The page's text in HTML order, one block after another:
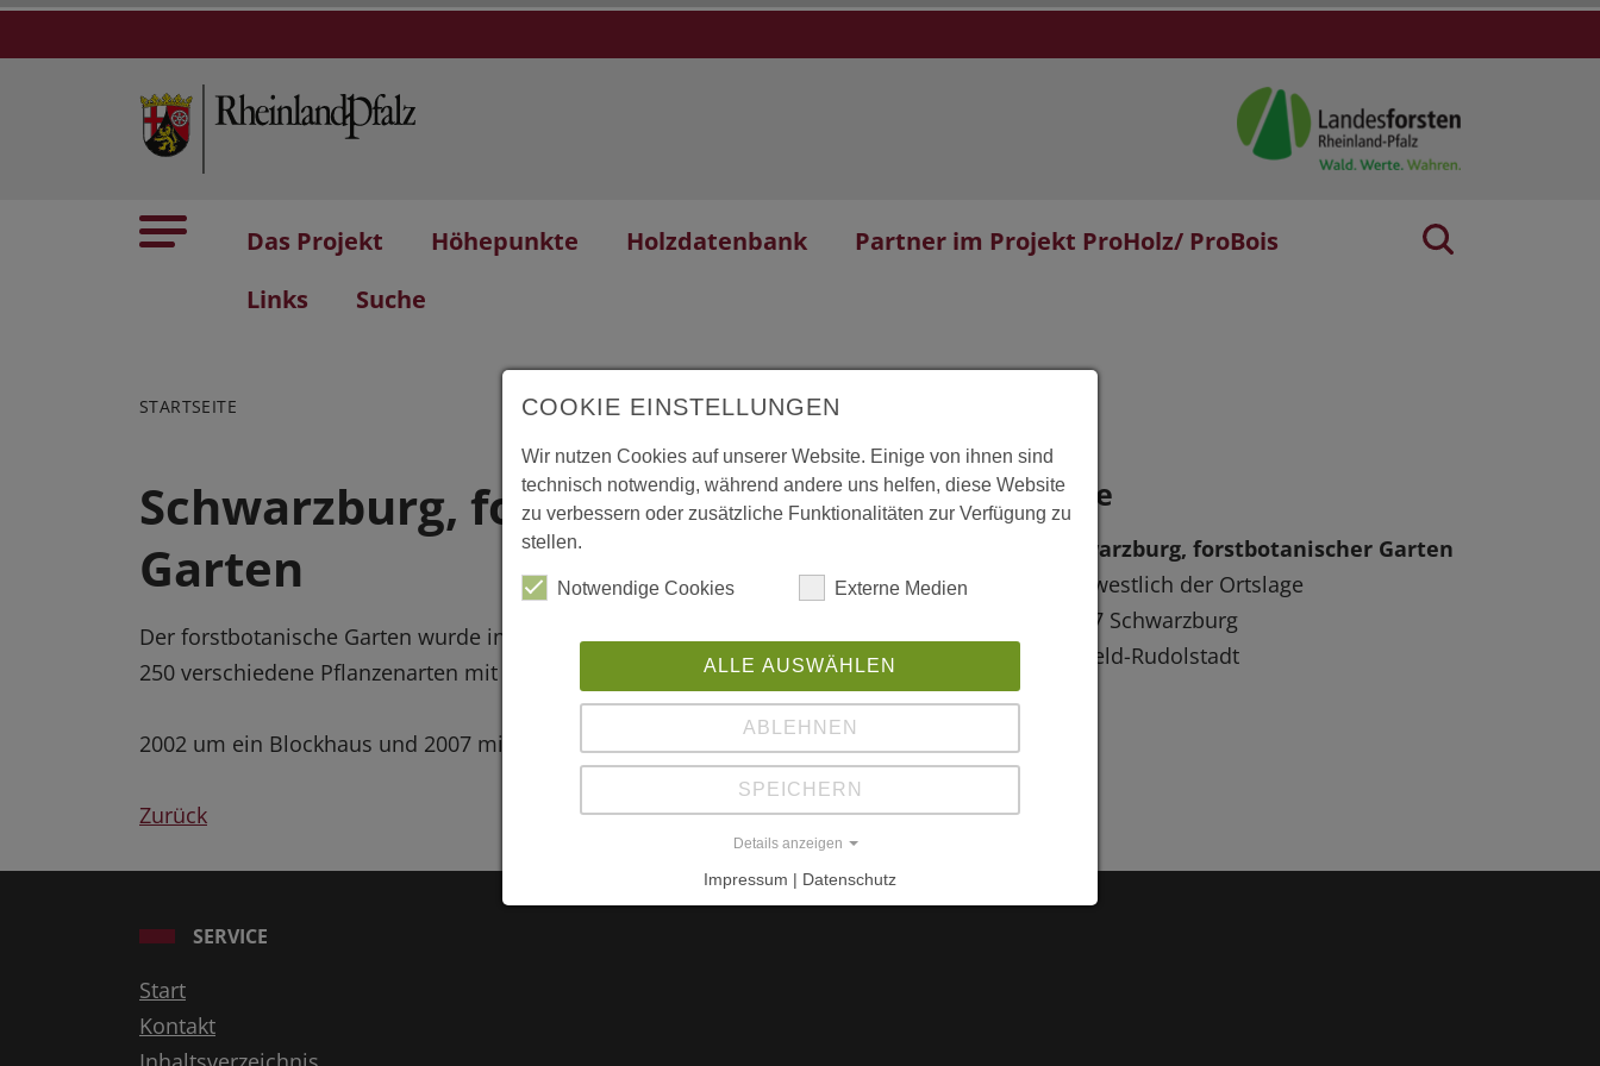
Das Projekt Höhepunkte Holzdatenbank
Partner im Projekt ProHolz/ ProBois
Links
Suche
STARTSEITE
Schwarzburg, forstbotanischer
Garten
Der forstbotanische Garten wurde in den 1990er Jahren angelegt. Auf 6 ha Fläche sind
250 verschiedene Pflanzenarten mit 1500 Individuen vertreten.
2002 um ein Blockhaus und 2007 mit einem Pavillon ergänzt
Zurück
Lage
Schwarzburg, forstbotanischer Garten
nordwestlich der Ortslage
07427 Schwarzburg
Saalfeld-Rudolstadt
SERVICE
Start
Kontakt
COOKIE EINSTELLUNGEN
Wir nutzen Cookies auf unserer Website. Einige von ihnen sind
technisch notwendig, während andere uns helfen, diese Website
zu verbessern oder zusätzliche Funktionalitäten zur Verfügung zu
stellen.
Notwendige Cookies Externe Medien
ALLE AUSWÄHLEN
ABLEHNEN
SPEICHERN
Details anzeigen
Impressum | Datenschutz